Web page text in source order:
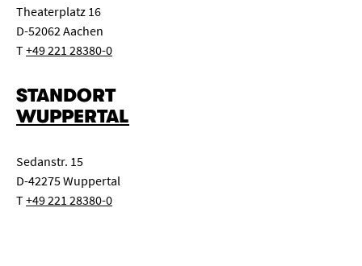
Theaterplatz 16
D-52062 Aachen
T+49 221 28380-0
STANDORT
WUPPERTAL
Sedanstr. 15
D-42275 Wuppertal
T+49 221 28380-0